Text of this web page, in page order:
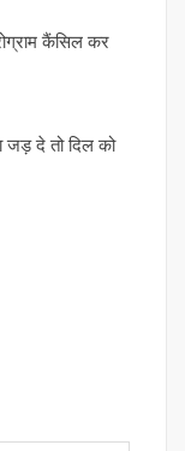
कैंसिल कर
जड़ दे तो दिल को